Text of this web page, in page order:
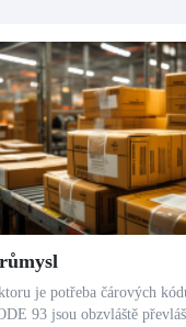
je potřeba čárových
93 jsou obzvláště